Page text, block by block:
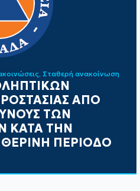
Σταθερή ανακοίνωση
ΑΠΟ
ΤΩΝ
ΚΑΤΑ ΤΗΝ
ΠΕΡΙΟΔΟ